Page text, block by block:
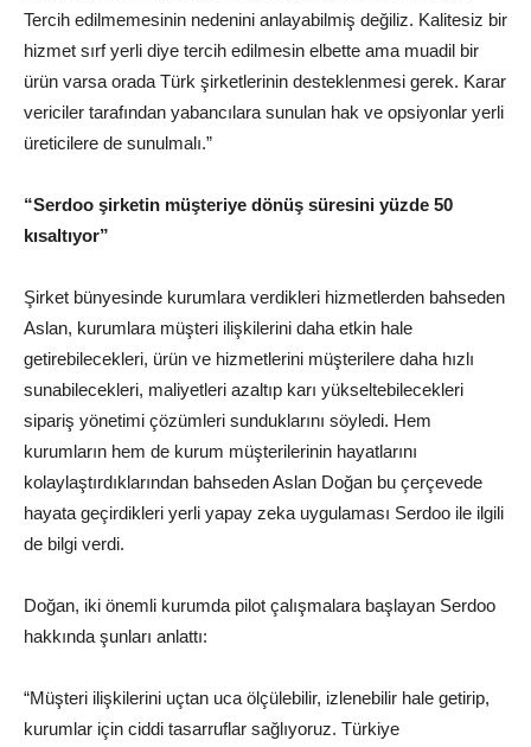
Tercih edilmemesinin nedenini anlayabilmiş değiliz. Kalitesiz bir
hizmet sırf yerli diye tercih edilmesin elbette ama muadil bir
ürün varsa orada Türk şirketlerinin desteklenmesi gerek. Karar
vericiler tarafından yabancılara sunulan hak ve opsiyonlar yerli
üreticilere de sunulmalı.”
“Serdoo şirketin müşteriye dönüş süresini yüzde 50
kısaltıyor”
Şirket bünyesinde kurumlara verdikleri hizmetlerden bahseden
Aslan, kurumlara müşteri ilişkilerini daha etkin hale
getirebilecekleri, ürün ve hizmetlerini müşterilere daha hızlı
sunabilecekleri, maliyetleri azaltıp karı yükseltebilecekleri
sipariş yönetimi çözümleri sunduklarını söyledi. Hem
kurumların hem de kurum müşterilerinin hayatlarını
kolaylaştırdıklarından bahseden Aslan Doğan bu çerçevede
hayata geçirdikleri yerli yapay zeka uygulaması Serdoo ile ilgili
de bilgi verdi.
Doğan, iki önemli kurumda pilot çalışmalara başlayan Serdoo
hakkında şunları anlattı:
“Müşteri ilişkilerini uçtan uca ölçülebilir, izlenebilir hale getirip,
kurumlar için ciddi tasarruflar sağlıyoruz. Türkiye